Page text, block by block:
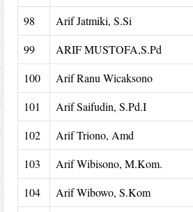
98
Arif Jatmiki, S.Si
99
ARIF MUSTOFA,S.Pd
100
Arif Ranu Wicaksono
101
Arif Saifudin, S.Pd.I
102
Arif Triono, Amd
103
Arif Wibisono, M.Kom.
104
Arif Wibowo, S.Kom